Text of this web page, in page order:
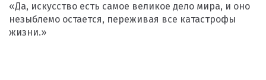
«Да, искусство есть самое великое дело мира, и оно
незыблемо остается, переживая все катастрофы
жизни.»